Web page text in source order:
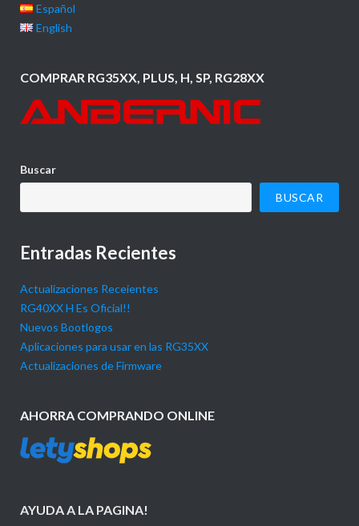
Español
English
COMPRAR RG35XX, PLUS, H, SP, RG28XX
Buscar
BUSCAR
Entradas Recientes
Actualizaciones Receientes
RG40XX H Es Oficial!!
Nuevos Bootlogos
Aplicaciones para usar en las RG35XX
Actualizaciones de Firmware
AHORRA COMPRANDO ONLINE
AYUDA A LA PAGINA!